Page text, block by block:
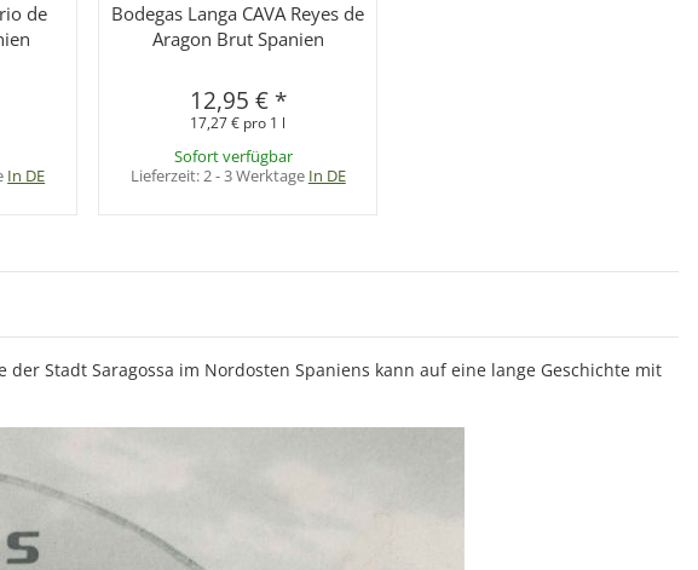
de
In DE
Bodegas Langa CAVA Reyes de
Aragon Brut Spanien
12,95 € *
17,27 € pro 1 l
Sofort verfügbar
Lieferzeit:2 - 3 Werktage In DE
Stadt Saragossa im Nordosten Spaniens kann auf eine lange Geschichte mit